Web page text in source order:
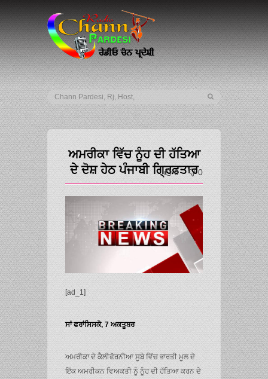
ਅਮਰੀਕਾ ਵਿੱਚ ਨੂੰਹ ਦੀ ਹੱਤਿਆ
ਦੇ ਦੋਸ਼ ਹੇਠ ਪੰਜਾਬੀ ਗ੍ਰਿਫ਼ਤਾਰ
0 0
[ad_1]
ਸਾਂ ਫਰਾਂਸਿਸਕੋ, 7 ਅਕਤੂਬਰ
ਅਮਰੀਕਾ ਦੇ ਕੈਲੀਫੋਰਨੀਆ ਸੂਬੇ ਵਿੱਚ ਭਾਰਤੀ ਮੂਲ ਦੇ
ਇੱਕ ਅਮਰੀਕਨ ਵਿਅਕਤੀ ਨੂੰ ਨੂੰਹ ਦੀ ਹੱਤਿਆ ਕਰਨ ਦੇ